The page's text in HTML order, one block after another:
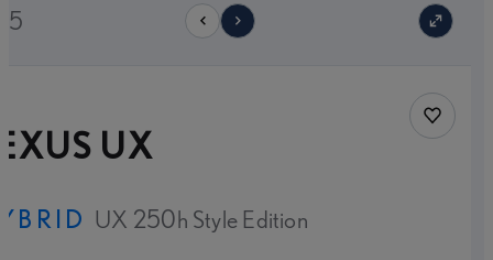
UX
UX 250h Style Edition